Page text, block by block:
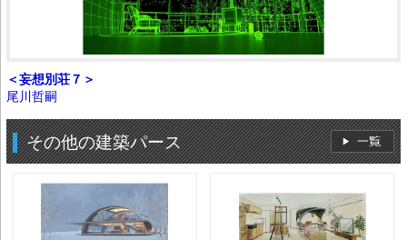
＜妄想別荘７＞
尾川哲嗣
その他の建築パース